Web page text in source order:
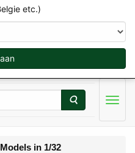
Zoeken Menu
in 1/32
etc.)